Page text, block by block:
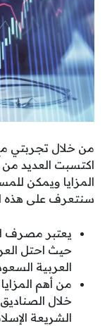
من خلال تجربتي
اكتسبت العديد من
المزايا ويمكن
سنتعرف على هذه
يعتبر مصرف
حيث احتل
العربية
من أهم
خلال
الشريعة